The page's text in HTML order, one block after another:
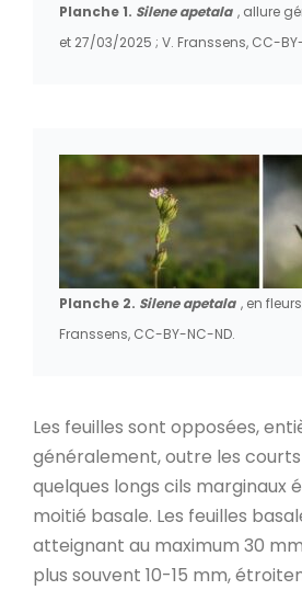
Planche 1. Silene apetala , allure
et 27/03/2025 ; V. Franssens, CC-
Planche 2. Silene apetala , en
Franssens, CC-BY-NC-ND.
Les feuilles sont opposées,
généralement, outre les
quelques longs cils marginaux
moitié basale. Les feuilles
atteignant au maximum 30
plus souvent 10-15 mm,